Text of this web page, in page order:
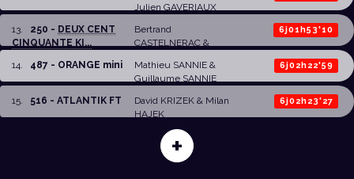
Julien GAVERIAUX
13 250 - DEUX CENT
CINQUANTE KI...
Bertrand
CASTELNERAC&
6j01h53'10
14 487 - ORANGE mini Mathieu SANNIE&
Guillaume SANNIE
6j02h22'59
15 516 - ATLANTIK FT David KRIZEK & Milan
HAJEK
6j02h23'27
+